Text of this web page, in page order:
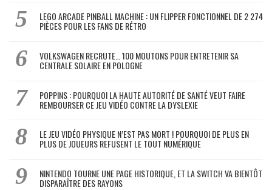
LEGO ARCADE PINBALL MACHINE : UN FLIPPER FONCTIONNEL DE 2 274
PIÈCES POUR LES FANS DE RÉTRO
VOLKSWAGEN RECRUTE… 100 MOUTONS POUR ENTRETENIR SA
CENTRALE SOLAIRE EN POLOGNE
POPPINS : POURQUOI LA HAUTE AUTORITÉ DE SANTÉ VEUT FAIRE
REMBOURSER CE JEU VIDÉO CONTRE LA DYSLEXIE
LE JEU VIDÉO PHYSIQUE N’EST PAS MORT ! POURQUOI DE PLUS EN
PLUS DE JOUEURS REFUSENT LE TOUT NUMÉRIQUE
NINTENDO TOURNE UNE PAGE HISTORIQUE, ET LA SWITCH VA BIENTÔT
DISPARAÎTRE DES RAYONS